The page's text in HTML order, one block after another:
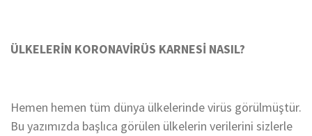
ÜLKELERİN KORONAVİRÜS KARNESİ NASIL?
Hemen hemen tüm dünya ülkelerinde virüs görülmüştür.
Bu yazımızda başlıca görülen ülkelerin verilerini sizlerle